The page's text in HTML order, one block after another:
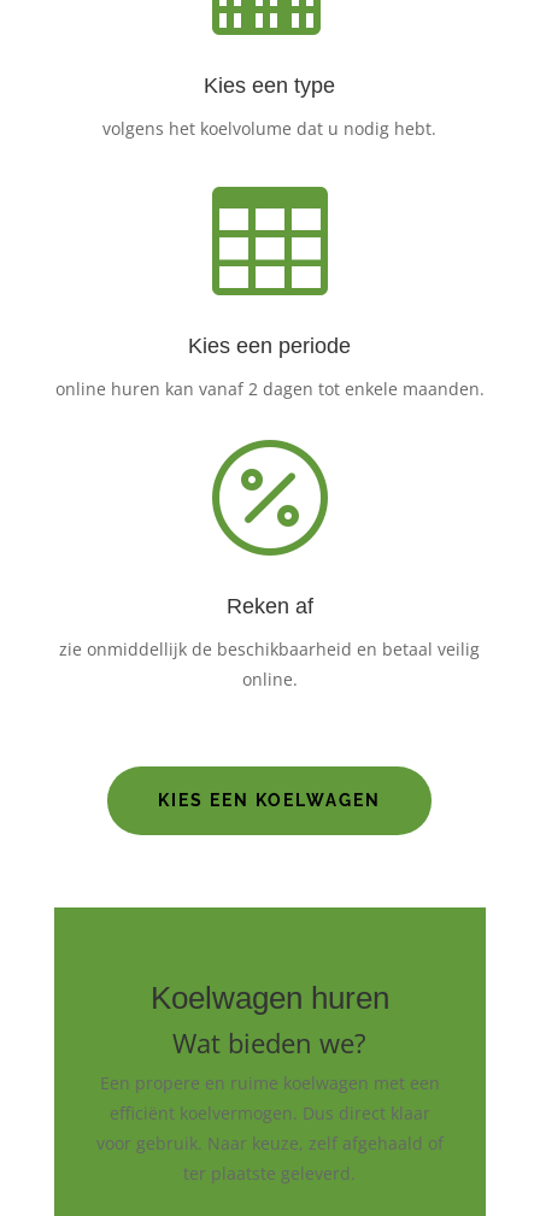
Kies een type
volgens het koelvolume dat u nodig hebt.

Kies een periode
online huren kan vanaf 2 dagen tot enkele maanden.

Reken af
zie onmiddellijk de beschikbaarheid en betaal veilig
online.
KIES EEN KOELWAGEN
Koelwagen huren
Wat bieden we?
Een propere en ruime koelwagen met een
efficiënt koelvermogen. Dus direct klaar
voor gebruik. Naar keuze, zelf afgehaald of
ter plaatste geleverd.